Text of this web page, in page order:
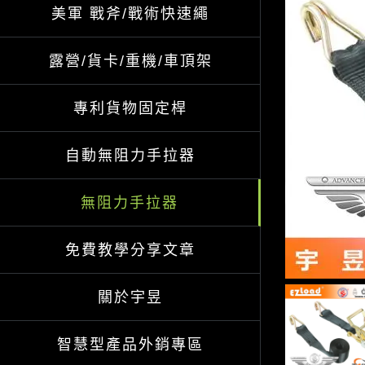
美軍 戰斧/戰術快速繩
露營/貨卡/重機/車頂架
專利貨物固定桿
自動無阻力手拉器
無阻力手拉器
免費教學分享文章
關於宇昱
智慧型產品外銷專區